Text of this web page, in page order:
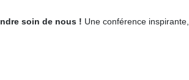
soin de nous ! Une conférence inspirante,